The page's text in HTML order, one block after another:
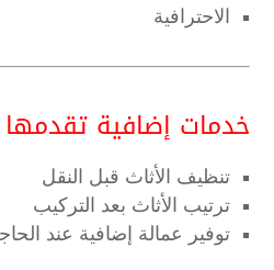
الاحترافية
خدمات إضافية
تنظيف الأثاث قبل النقل
ترتيب الأثاث بعد التركيب
توفير عمالة إضافية عند